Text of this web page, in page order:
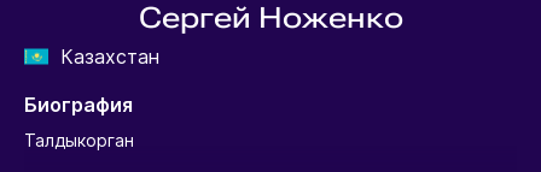
Сергей Ноженко
Казахстан
Биография
Талдыкорган